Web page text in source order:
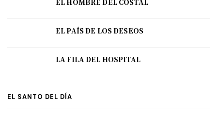
EL HOMBRE DEL COSTAL
EL PAÍS DE LOS DESEOS
LA FILA DEL HOSPITAL
EL SANTO DEL DÍA